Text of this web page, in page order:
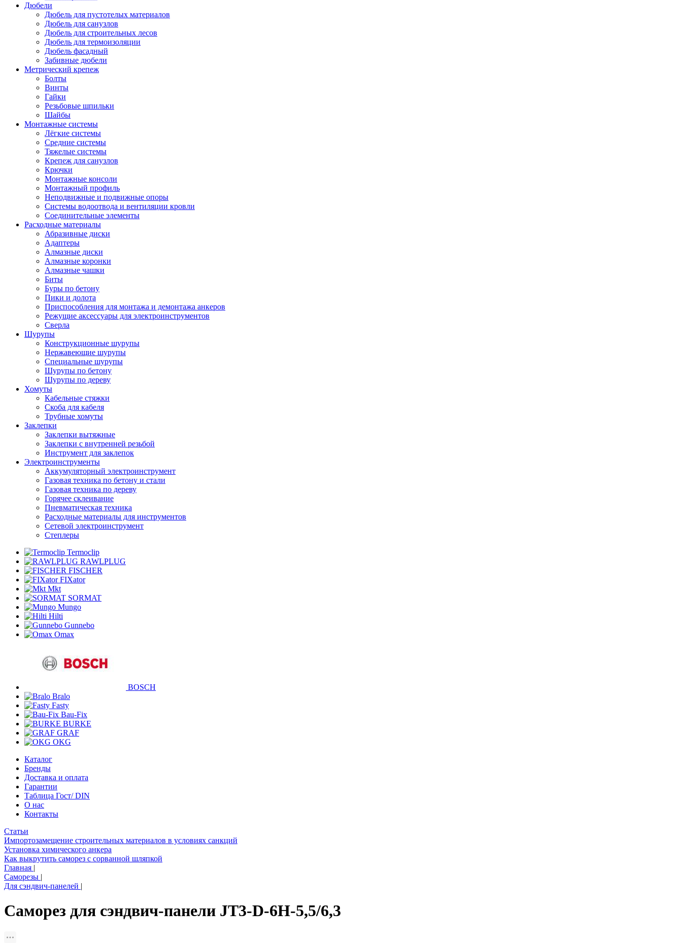
Дюбели
Дюбель для пустотелых материалов
Дюбель для санузлов
Дюбель для строительных лесов
Дюбель для термоизоляции
Дюбель фасадный
Забивные дюбели
Метрический крепеж
Болты
Винты
Гайки
Резьбовые шпильки
Шайбы
Монтажные системы
Лёгкие системы
Средние системы
Тяжелые системы
Крепеж для санузлов
Крючки
Монтажные консоли
Монтажный профиль
Неподвижные и подвижные опоры
Системы водоотвода и вентиляции кровли
Соединительные элементы
Расходные материалы
Абразивные диски
Адаптеры
Алмазные диски
Алмазные коронки
Алмазные чашки
Биты
Буры по бетону
Пики и долота
Приспособления для монтажа и демонтажа анкеров
Режущие аксессуары для электроинструментов
Сверла
Шурупы
Конструкционные шурупы
Нержавеющие шурупы
Специальные шурупы
Шурупы по бетону
Шурупы по дереву
Хомуты
Кабельные стяжки
Скоба для кабеля
Трубные хомуты
Заклепки
Заклепки вытяжные
Заклепки с внутренней резьбой
Инструмент для заклепок
Электроинструменты
Аккумуляторный электроинструмент
Газовая техника по бетону и стали
Газовая техника по дереву
Горячее склеивание
Пневматическая техника
Расходные материалы для инструментов
Сетевой электроинструмент
Степлеры
Termoclip
RAWLPLUG
FISCHER
FIXator
Mkt
SORMAT
Mungo
Hilti
Gunnebo
Omax
BOSCH
Bralo
Fasty
Bau-Fix
BURKE
GRAF
OKG
Каталог
Бренды
Доставка и оплата
Гарантии
Таблица Гост/ DIN
О нас
Контакты
Статьи
Импортозамещение строительных материалов в условиях санкций
Установка химического анкера
Как выкрутить саморез с сорванной шляпкой
Главная |
Саморезы |
Для сэндвич-панелей |
Саморез для сэндвич-панели JT3-D-6H-5,5/6,3